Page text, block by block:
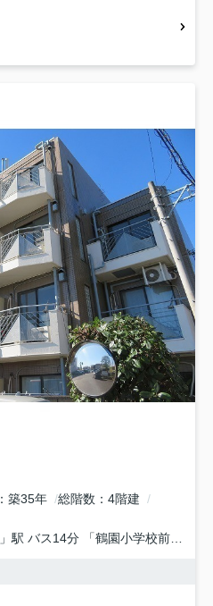
築35年 総階数
4階建
」駅 バス14分 「鶴園小学校前」 停歩2分